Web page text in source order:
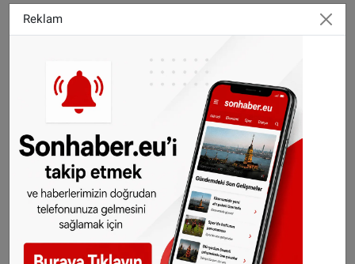
Avusturya’daki bu sistem, devletin emekliliğe
yaptığı güçlü katkıyla sağlanıyor.
Fransa: Erken emeklilik ve dengeli maaş
Fransa yalnızca maaş oranıyla değil, emeklilik
yaşıyla da dikkat çekiyor. OECD verilerine göre
Fransa’da emeklilik yaşı şu anda 64. Emekli
maaşı ise çalışma gelirinin yaklaşık %60’ı
kadar. Bu sistem, çalışanlara görece erken
emeklilik ve makul bir gelir sağlıyor.
Türkiye OECD ortalamasının üzerinde: Maaş
Reklam